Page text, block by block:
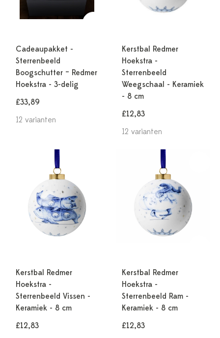
Cadeaupakket -
Sterrenbeeld
Boogschutter – Redmer
Hoekstra - 3-delig
£33,89
12 varianten
Kerstbal Redmer
Hoekstra -
Sterrenbeeld
Weegschaal - Keramiek
- 8 cm
£12,83
12 varianten
Kerstbal Redmer
Hoekstra -
Sterrenbeeld Vissen -
Keramiek - 8 cm
£12,83
Kerstbal Redmer
Hoekstra -
Sterrenbeeld Ram -
Keramiek - 8 cm
£12,83